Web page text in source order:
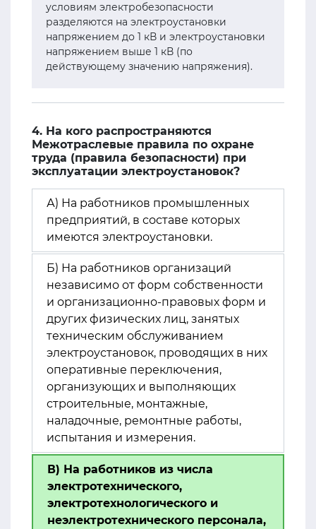
условиям электробезопасности
разделяются на электроустановки
напряжением до 1 кВ и электроустановки
напряжением выше 1 кВ (по
действующему значению напряжения).
4. На кого распространяются
Межотраслевые правила по охране
труда (правила безопасности) при
эксплуатации электроустановок?
А) На работников промышленных
предприятий, в составе которых
имеются электроустановки.
Б) На работников организаций
независимо от форм собственности
и организационно-правовых форм и
других физических лиц, занятых
техническим обслуживанием
электроустановок, проводящих в них
оперативные переключения,
организующих и выполняющих
строительные, монтажные,
наладочные, ремонтные работы,
испытания и измерения.
В) На работников из числа
электротехнического,
электротехнологического и
неэлектротехнического персонала,